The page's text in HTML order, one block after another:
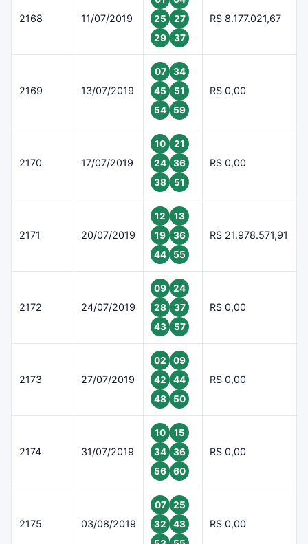
2168 11/07/2019
25
27
29
37
R$ 8.177.021,67
2169 13/07/2019
07
34
45
51
54
59
R$ 0,00
2170 17/07/2019
10
21
24
36
38
51
R$ 0,00
2171 20/07/2019
12
13
19
36
44
55
R$ 21.978.571,91
2172 24/07/2019
09
24
28
37
43
57
R$ 0,00
2173 27/07/2019
02
09
42
44
48
50
R$ 0,00
2174 31/07/2019
10
15
34
36
56
60
R$ 0,00
2175 03/08/2019
07
25
32
43
R$ 0,00